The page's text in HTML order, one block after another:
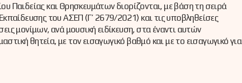
Παιδείας και Θρησκευμάτων διορίζονται, με βάση τη σειρά
Εκπαίδευσης του ΑΣΕΠ (Γ’ 2679/2021) και τις υποβληθείσες
μονίμων, ανά μουσική ειδίκευση, στα έναντι αυτών
θητεία, με τον εισαγωγικό βαθμό και με το εισαγωγικό για